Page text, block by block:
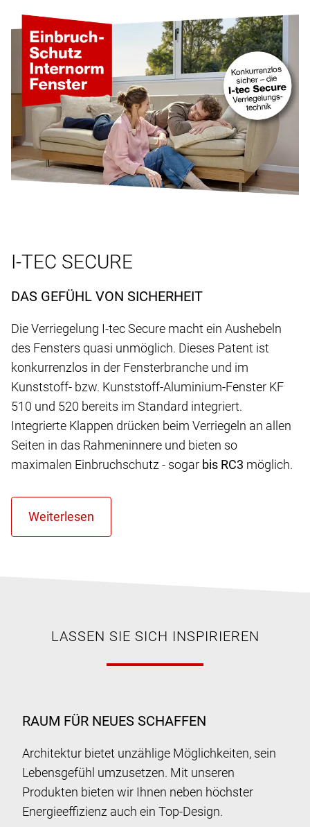
I-TEC SECURE
DAS GEFÜHL VON SICHERHEIT
Die Verriegelung I-tec Secure macht ein Aushebeln
des Fensters quasi unmöglich. Dieses Patent ist
konkurrenzlos in der Fensterbranche und im
Kunststoff- bzw. Kunststoff-Aluminium-Fenster KF
510 und 520 bereits im Standard integriert.
Integrierte Klappen drücken beim Verriegeln an allen
Seiten in das Rahmeninnere und bieten so
maximalen Einbruchschutz - sogar bis RC3 möglich.
LASSEN SIE SICH INSPIRIEREN
RAUM FÜR NEUES SCHAFFEN
Architektur bietet unzählige Möglichkeiten, sein
Lebensgefühl umzusetzen. Mit unseren
Produkten bieten wir Ihnen neben höchster
Energieeffizienz auch ein Top-Design.